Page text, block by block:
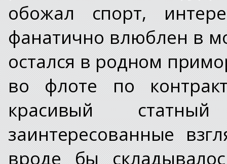
обожал спорт,
фанатично влюблен в
остался в родном
во флоте по
красивый
заинтересованные
вроде бы